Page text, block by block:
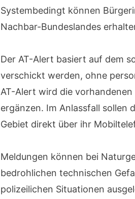
Systembedingt können
Nachbar-Bundeslandes
Der AT-Alert basiert auf dem
verschickt werden, ohne
AT-Alert wird die
ergänzen. Im Anlassfall sollen
Gebiet direkt über ihr
Meldungen können bei
bedrohlichen technischen
polizeilichen Situationen